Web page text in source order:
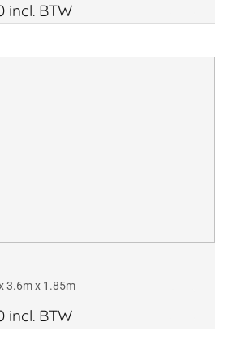
incl. BTW
3.6m x 1.85m
incl. BTW